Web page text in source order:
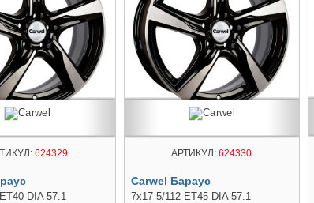
624329
DIA 57.1
АРТИКУЛ: 624330
Carwel Бараус
7x17 5/112 ET45 DIA 57.1